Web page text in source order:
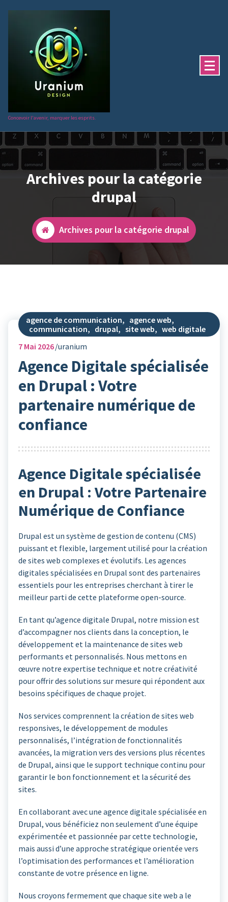
Concevoir l'avenir, marquer les esprits.
Archives pour la catégorie
drupal
Archives pour la catégorie drupal
agence de communication, agence web,
communication, drupal, site web, web digitale
7 Mai 2026 uranium
Agence Digitale spécialisée
en Drupal : Votre
partenaire numérique de
confiance
Agence Digitale spécialisée
en Drupal : Votre Partenaire
Numérique de Confiance
Drupal est un système de gestion de contenu (CMS)
puissant et flexible, largement utilisé pour la création
de sites web complexes et évolutifs. Les agences
digitales spécialisées en Drupal sont des partenaires
essentiels pour les entreprises cherchant à tirer le
meilleur parti de cette plateforme open-source.
En tant qu’agence digitale Drupal, notre mission est
d’accompagner nos clients dans la conception, le
développement et la maintenance de sites web
performants et personnalisés. Nous mettons en
œuvre notre expertise technique et notre créativité
pour offrir des solutions sur mesure qui répondent aux
besoins spécifiques de chaque projet.
Nos services comprennent la création de sites web
responsives, le développement de modules
personnalisés, l’intégration de fonctionnalités
avancées, la migration vers des versions plus récentes
de Drupal, ainsi que le support technique continu pour
garantir le bon fonctionnement et la sécurité des
sites.
En collaborant avec une agence digitale spécialisée en
Drupal, vous bénéficiez non seulement d’une équipe
expérimentée et passionnée par cette technologie,
mais aussi d’une approche stratégique orientée vers
l’optimisation des performances et l’amélioration
constante de votre présence en ligne.
Nous croyons fermement que chaque site web a le